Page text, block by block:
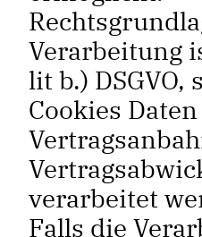
Verarbeitung
lit b.) DSGVO,
Cookies
verarbeitet
Falls die